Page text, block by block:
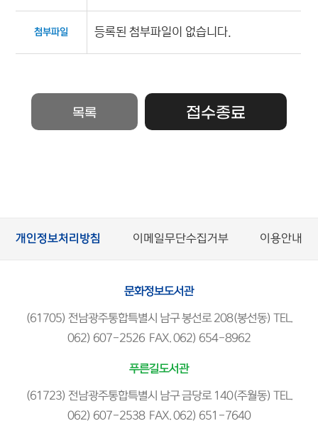
첨부파일 등록된 첨부파일이 없습니다.
목록 접수종료
개인정보처리방침 이메일무단수집거부 이용안내
문화정보도서관
(61705) 전남광주통합특별시 남구 봉선로 208(봉선동) TEL.
062) 607-2526 FAX. 062) 654-8962
푸른길도서관
(61723) 전남광주통합특별시 남구 금당로 140(주월동) TEL.
062) 607-2538 FAX. 062) 651-7640